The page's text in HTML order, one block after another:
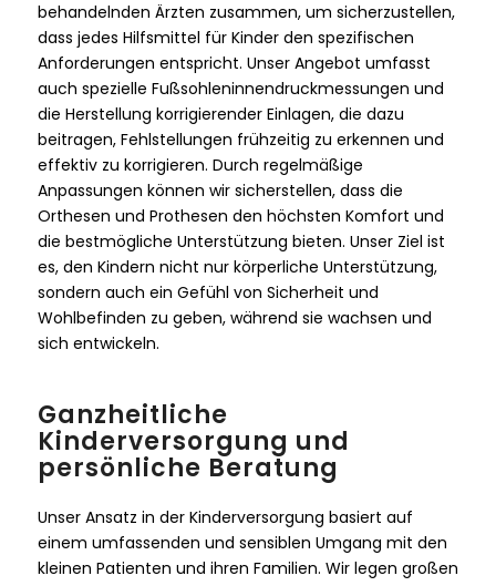
behandelnden Ärzten zusammen, um sicherzustellen,
dass jedes Hilfsmittel für Kinder den spezifischen
Anforderungen entspricht. Unser Angebot umfasst
auch spezielle Fußsohleninnendruckmessungen und
die Herstellung korrigierender Einlagen, die dazu
beitragen, Fehlstellungen frühzeitig zu erkennen und
effektiv zu korrigieren. Durch regelmäßige
Anpassungen können wir sicherstellen, dass die
Orthesen und Prothesen den höchsten Komfort und
die bestmögliche Unterstützung bieten. Unser Ziel ist
es, den Kindern nicht nur körperliche Unterstützung,
sondern auch ein Gefühl von Sicherheit und
Wohlbefinden zu geben, während sie wachsen und
sich entwickeln.
Ganzheitliche
Kinderversorgung und
persönliche Beratung
Unser Ansatz in der Kinderversorgung basiert auf
einem umfassenden und sensiblen Umgang mit den
kleinen Patienten und ihren Familien. Wir legen großen